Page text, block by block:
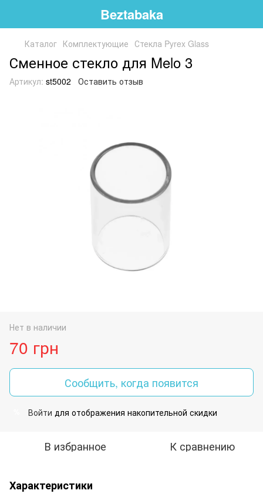
Beztabaka
Каталог Комплектующие Стекла Pyrex Glass
Сменное стекло для Melo 3
Артикул: st5002 Оставить отзыв
Нет в наличии
70 грн
Сообщить, когда появится
Войти для отображения накопительной скидки
В избранное К сравнению
Характеристики